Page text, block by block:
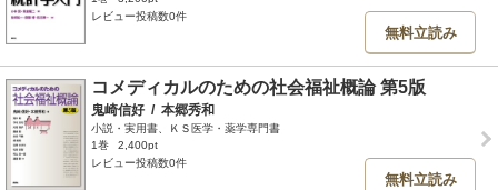
レビュー投稿数0件
無料立読み
コメディカルのための社会福祉概論 第5版
鬼崎信好 / 本郷秀和
小説・実用書、ＫＳ医学・薬学専門書
1巻
2,400pt
レビュー投稿数0件
無料立読み